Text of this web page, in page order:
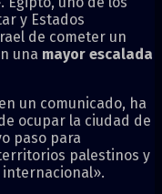
y Estados
de cometer un
una mayor escalada
un comunicado, ha
ocupar la ciudad de
paso para
palestinos y